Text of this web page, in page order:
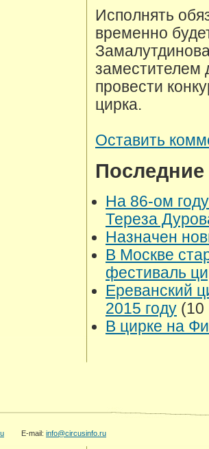
Исполнять
временно
заместителем
провести
цирка.
Оставить
На 86-ом
Тереза
Назначен
В Москве
фестиваль
Ереванский
2015 году (10
В цирке на
E-mail: info@circusinfo.ru